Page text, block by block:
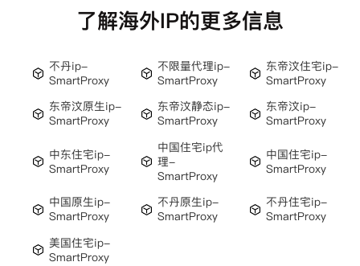
了解海外IP的更多信息
不丹ip-
SmartProxy
不限量代理ip-
SmartProxy
东帝汶住宅ip-
SmartProxy
东帝汶原生ip-
SmartProxy
东帝汶静态ip-
SmartProxy
东帝汶ip-
SmartProxy
中东住宅ip-
SmartProxy
中国住宅ip代
理-
SmartProxy
中国住宅ip-
SmartProxy
中国原生ip-
SmartProxy
不丹原生ip-
SmartProxy
不丹住宅ip-
SmartProxy
美国住宅ip-
SmartProxy